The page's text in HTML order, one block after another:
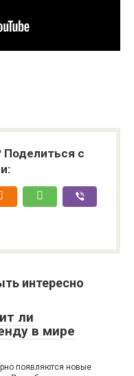
Поделиться с
интересно
ли
в мире
появляются новые